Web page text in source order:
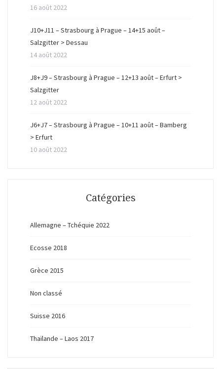
16 août 2022
J10+J11 – Strasbourg à Prague – 14+15 août –
Salzgitter > Dessau
14 août 2022
J8+J9 – Strasbourg à Prague – 12+13 août – Erfurt >
Salzgitter
12 août 2022
J6+J7 – Strasbourg à Prague – 10+11 août – Bamberg
> Erfurt
10 août 2022
Catégories
Allemagne – Tchéquie 2022
Ecosse 2018
Grèce 2015
Non classé
Suisse 2016
Thaïlande – Laos 2017